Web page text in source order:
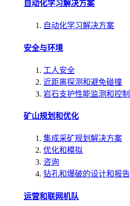
自动化学习解决方案
自动化学习解决方案
安全与环境
工人安全
近距离探测和避免碰撞
岩石支护性能监测和控制
矿山规划和优化
集成采矿规划解决方案
优化和模拟
咨询
钻孔和爆破的设计和报告
运营和联网机队